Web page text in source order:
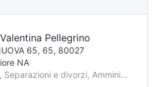
Pellegrino
65, 65, 80027
NA
Diritto civile, Separazioni e divorzi, Amministrazione di sostegno, Diritto del lavoro, Diritto tributario, Diritto civile minorile, Diritto bancario, Recupero crediti, Contrattualistica, Liti condominiali, Malasanità, Proprietà e locazioni, Successioni, Privacy, Diritto scolastico, Diritto ecclesiastico, Cosulenza per vendite immobiliari, Esecuzioni immobiliari, Diritto fallimentare